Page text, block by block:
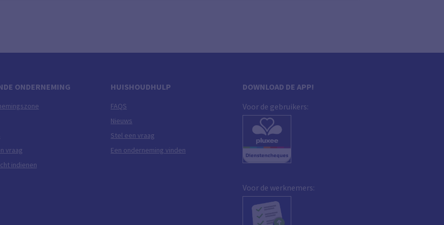
ONDERNEMING
vraag
indienen
HUISHOUDHULP
FAQS
Nieuws
Stel een vraag
Een onderneming vinden
DOWNLOAD DE APP!
Voor de gebruikers:
Voor de werknemers: